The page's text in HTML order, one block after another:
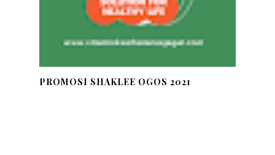
PROMOSI SHAKLEE OGOS 2021